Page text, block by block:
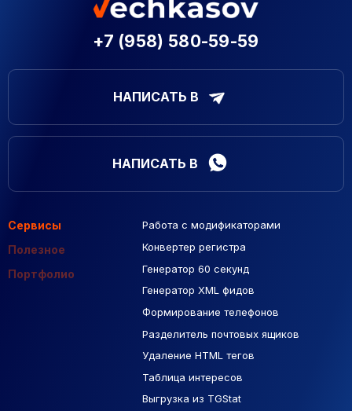
+7 (958) 580-59-59
НАПИСАТЬ В
НАПИСАТЬ В
Сервисы
Полезное
Портфолио
Работа с модификаторами
Конвертер регистра
Генератор 60 секунд
Генератор XML фидов
Формирование телефонов
Разделитель почтовых ящиков
Удаление HTML тегов
Таблица интересов
Выгрузка из TGStat
Подборка сайтов
Макеты Figma
База Яндекс Карты
РСЯ площадки
Созданные сайты
Контекстная реклама